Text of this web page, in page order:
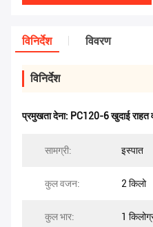
विनिर्देश विवरण
विनिर्देश
प्रमुखता देना: PC120-6 खुदाई राहत
सामग्री: इस्पात
कुल वजन: 2 किलो
कुल भार: 1